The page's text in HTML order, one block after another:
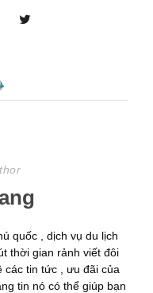
quốc , dịch vụ du lịch
thời gian rảnh viết đôi
các tin tức , ưu đãi của
tin nó có thể giúp bạn